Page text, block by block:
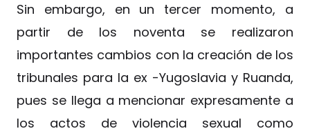
Sin embargo, en un tercer momento, a
partir de los noventa se realizaron
importantes cambios con la creación de los
tribunales para la ex -Yugoslavia y Ruanda,
pues se llega a mencionar expresamente a
los actos de violencia sexual como